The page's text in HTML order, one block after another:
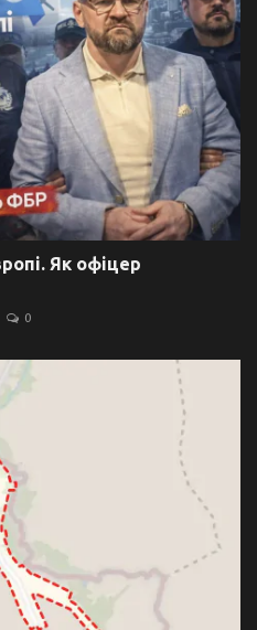
Як офіцер
0